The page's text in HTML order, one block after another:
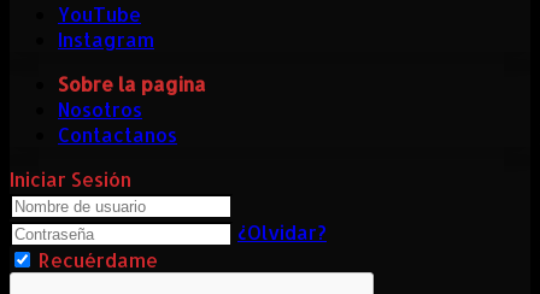
YouTube
Instagram
Sobre la pagina
Nosotros
Contactanos
Iniciar Sesión
¿Olvidar?
Recuérdame